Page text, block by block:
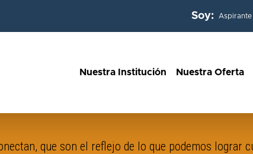
Soy: Aspirante
Nuestra Institución Nuestra Oferta
que son el reflejo de lo que podemos